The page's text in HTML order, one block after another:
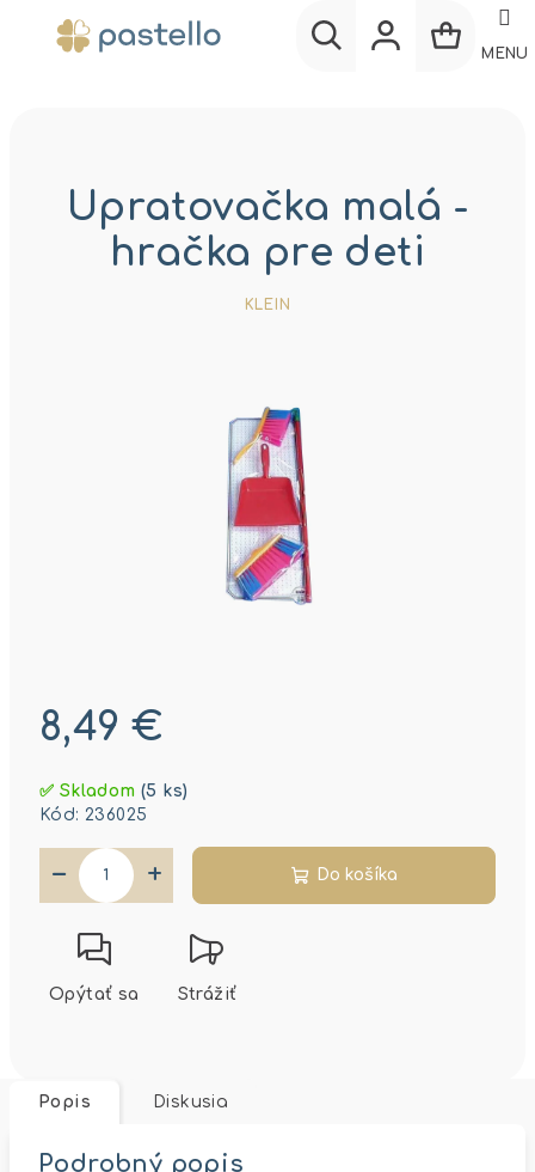
MENU
8,49 €
cena:
✅ Skladom(5 ks)
Kód: 236025
+
− Do košíka
Opýtať sa Strážiť
Upratovačka malá -
hračka pre deti
KLEIN
Popis Diskusia
Podrobný popis